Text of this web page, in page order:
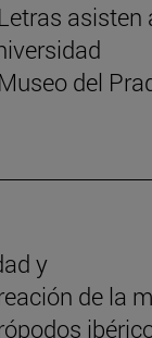
asisten
del
y
de la